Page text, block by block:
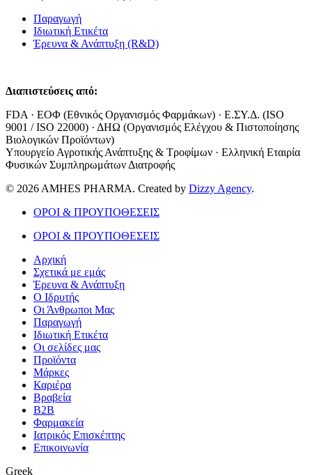
Παραγωγή
Ιδιωτική Ετικέτα
Έρευνα & Ανάπτυξη (R&D)
Διαπιστεύσεις από:
FDA · ΕΟΦ (Εθνικός Οργανισμός Φαρμάκων) · Ε.ΣΥ.Δ. (ISO
9001 / ISO 22000) · ΔΗΩ (Οργανισμός Ελέγχου & Πιστοποίησης
Βιολογικών Προϊόντων)
Υπουργείο Αγροτικής Ανάπτυξης & Τροφίμων · Ελληνική Εταιρία
Φυσικών Συμπληρωμάτων Διατροφής
© 2026 AMHES PHARMA. Created by Dizzy Agency.
ΟΡΟΙ & ΠΡΟΥΠΟΘΕΣΕΙΣ
ΟΡΟΙ & ΠΡΟΥΠΟΘΕΣΕΙΣ
Αρχική
Σχετικά με εμάς
Έρευνα & Ανάπτυξη
Ο Ιδρυτής
Οι Άνθρωποι Μας
Παραγωγή
Ιδιωτική Ετικέτα
Οι σελίδες μας
Προϊόντα
Μάρκες
Καριέρα
Βραβεία
B2B
Φαρμακεία
Ιατρικός Επισκέπτης
Επικοινωνία
Greek